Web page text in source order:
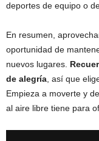
deportes de equipo o
En resumen,
oportunidad de
nuevos lugares.
de alegría , así que
Empieza a moverte y
al aire libre tiene para